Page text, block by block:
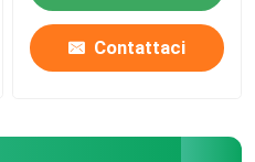
Contattaci